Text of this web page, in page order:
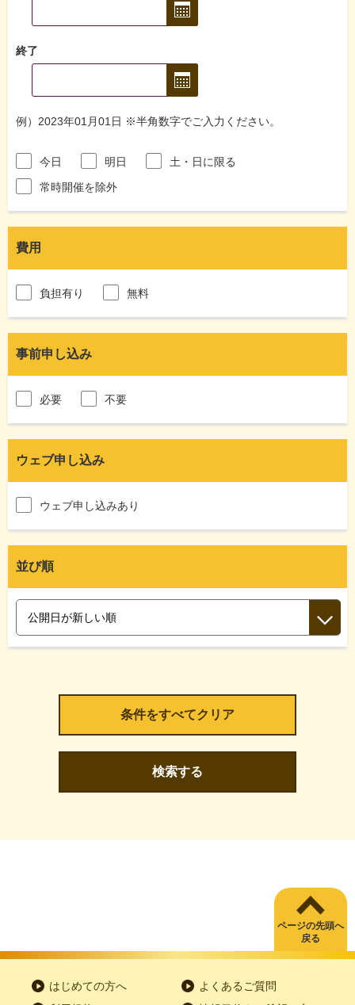
終了
例）2023年01月01日 ※半角数字でご入力ください。
今日 明日
土・日に限る
常時開催を除外
費用
負担有り 無料
事前申し込み
必要 不要
ウェブ申し込み
ウェブ申し込みあり
並び順
検索する
ページの先頭へ
戻る
はじめての方へ
よくあるご質問